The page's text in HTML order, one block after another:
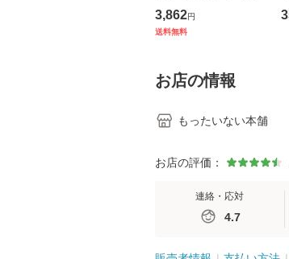
の看護マネジメントス
キル 改訂第3版 (看護
堂 [単行
3,862円
送料無料
お店の情報
もったいない本舗
お店の評価：
連絡・応対
4.7